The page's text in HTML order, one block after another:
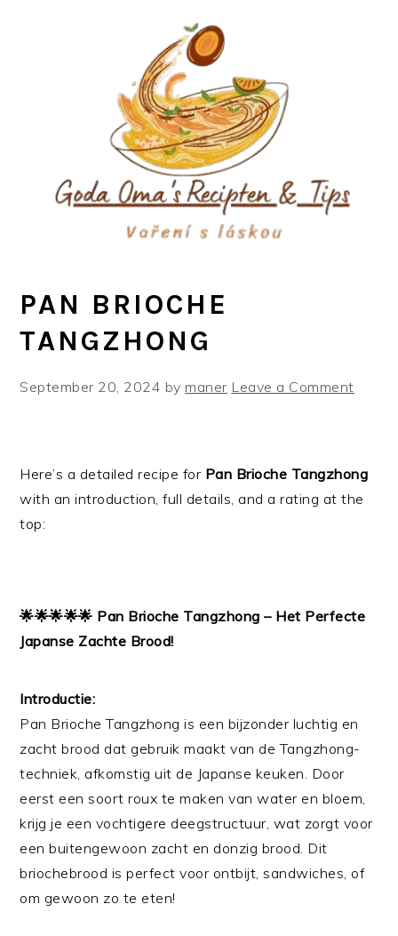
PAN BRIOCHE
TANGZHONG
September 20, 2024 bymaner Leave a Comment
Here’s a detailed recipe for Pan Brioche Tangzhong
with an introduction, full details, and a rating at the
top:
🌟🌟🌟🌟🌟 Pan Brioche Tangzhong – Het Perfecte
Japanse Zachte Brood!
Introductie:
Pan Brioche Tangzhong is een bijzonder luchtig en
zacht brood dat gebruik maakt van de Tangzhong-
techniek, afkomstig uit de Japanse keuken. Door
eerst een soort roux te maken van water en bloem,
krijg je een vochtigere deegstructuur, wat zorgt voor
een buitengewoon zacht en donzig brood. Dit
briochebrood is perfect voor ontbijt, sandwiches, of
om gewoon zo te eten!